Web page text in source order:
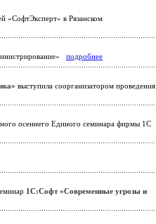
«СофтЭксперт» в Рязанском
подробнее
выступила соорганизатором проведения
осеннего Единого семинара фирмы 1С
1С:Софт «Современные угрозы и